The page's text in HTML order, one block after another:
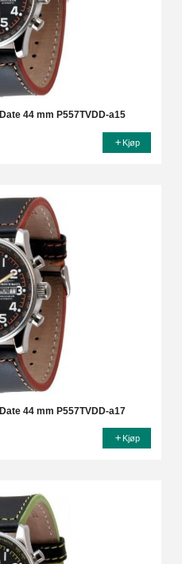
44 mm P557TVDD-a15
Kjøp
44 mm P557TVDD-a17
Kjøp